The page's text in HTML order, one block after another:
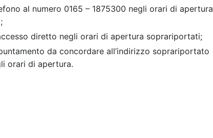
al numero 0165 – 1875300 negli orari di apertura
diretto negli orari di apertura soprariportati;
da concordare all’indirizzo soprariportato
orari di apertura.